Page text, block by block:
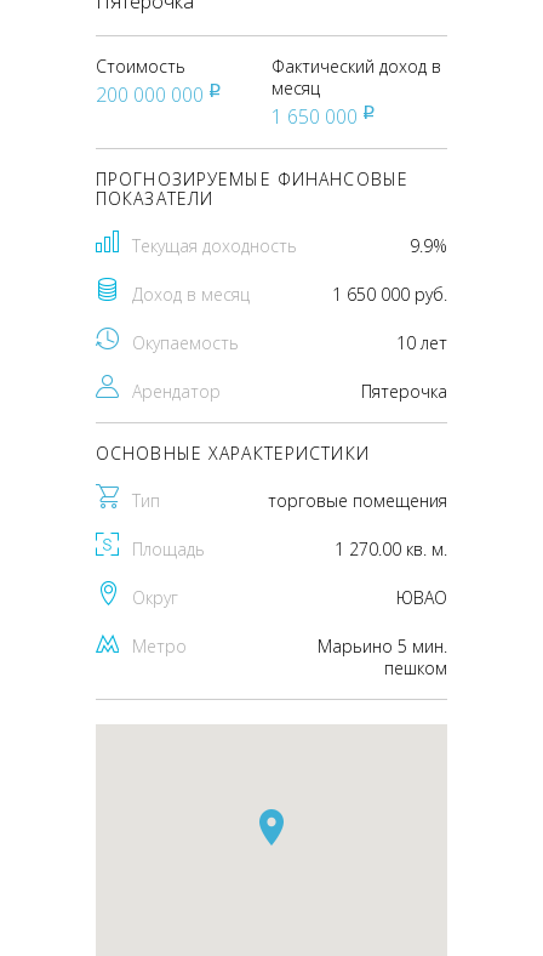
Стоимость
200 000 000 pуб
Фактический доход в
месяц
1 650 000 pуб
ПРОГНОЗИРУЕМЫЕ ФИНАНСОВЫЕ
ПОКАЗАТЕЛИ
Текущая доходность 9.9%
Доход в месяц 1 650 000 руб.
Окупаемость 10 лет
Арендатор Пятерочка
ОСНОВНЫЕ ХАРАКТЕРИСТИКИ
Тип торговые помещения
Площадь 1 270.00 кв. м.
Округ ЮВАО
Метро
Марьино 5 мин.
пешком